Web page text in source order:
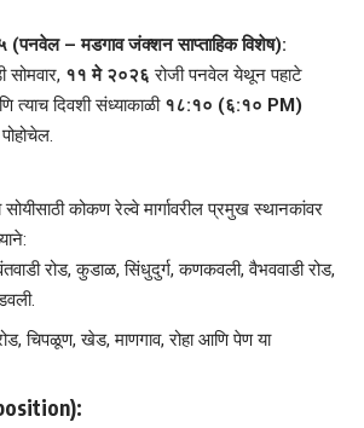
(पनवेल – मडगाव जंक्शन साप्ताहिक विशेष):
सोमवार, ११ मे २०२६ रोजी पनवेल येथून पहाटे
त्याच दिवशी संध्याकाळी १८:१० (६:१० PM)
सोयीसाठी कोकण रेल्वे मार्गावरील प्रमुख स्थानकांवर
रोड, कुडाळ, सिंधुदुर्ग, कणकवली, वैभववाडी रोड,
चिपळूण, खेड, माणगाव, रोहा आणि पेण या